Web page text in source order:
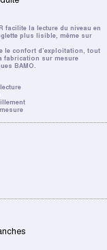
facilite la lecture du niveau en
plus lisible, même sur
le confort d’exploitation, tout
fabrication sur mesure
BAMO.